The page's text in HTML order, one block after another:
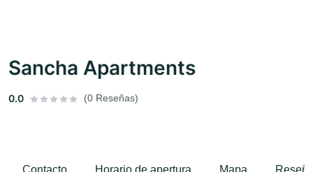
Sancha Apartments
0.0 (0 Reseñas)